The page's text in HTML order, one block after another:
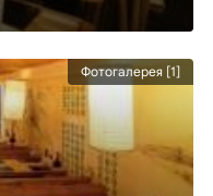
Фотогалерея [1]